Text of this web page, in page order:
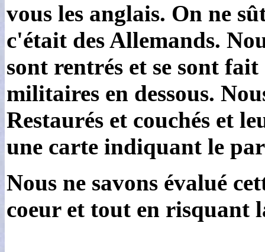
vous les anglais. On ne
c'était des Allemands.
sont rentrés et se sont
militaires en dessous.
Restaurés et couchés et
une carte indiquant le
Nous ne savons évalué
coeur et tout en risquant